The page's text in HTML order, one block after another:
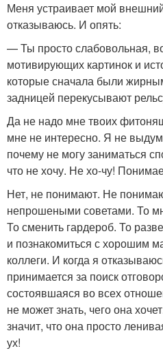
Меня устраивает мой
отказываюсь. И опять:
— Ты просто слабовольная,
мотивирующих картинок и
которые сначала были
задницей перекусывают
Да не надо мне твоих
мне не интересно. Я не
почему не могу заниматься
что не хочу. Не хо-чу!
Нет, не понимают. Не
непрошеными советами. То
То сменить гардероб. То
и познакомиться с хорошим
коллеги. И когда я
принимается за поиск
состоявшаяся во всех
не может знать, чего она
значит, что она просто
ух!